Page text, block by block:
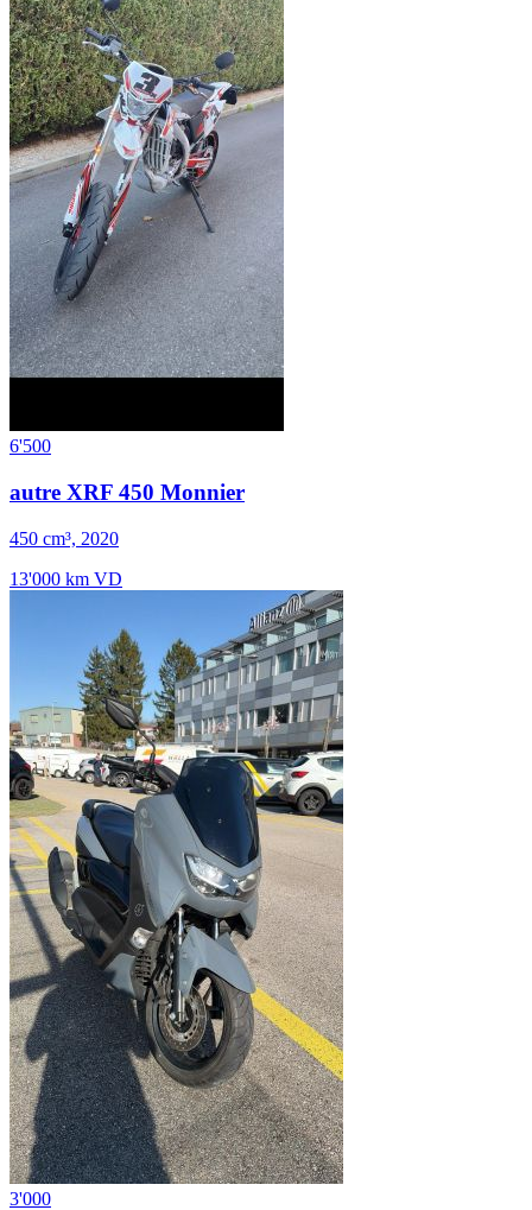
6'500
autre XRF 450 Monnier
450 cm³, 2020
13'000 km VD
3'000